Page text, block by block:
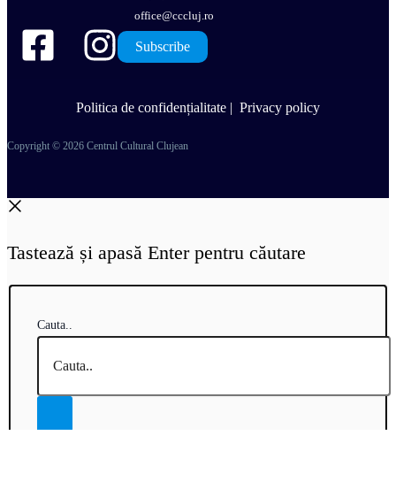
office@cccluj.ro
Subscribe
Politica de confidențialitate | Privacy policy
Copyright © 2026 Centrul Cultural Clujean
Tastează și apasă Enter pentru căutare
Cauta..